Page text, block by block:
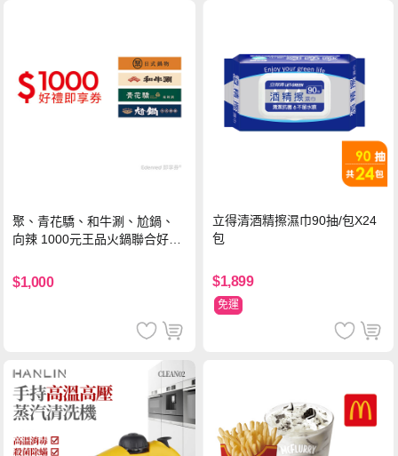
聚、青花驕、和牛涮、尬鍋、
向辣 1000元王品火鍋聯合好禮
$1,000
立得清酒精擦濕巾90抽/包X24
包
$1,899
免運